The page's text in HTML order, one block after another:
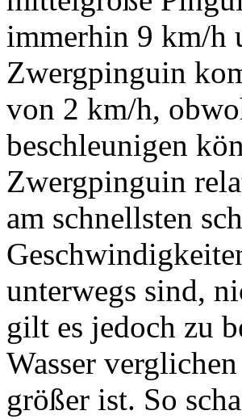
immerhin 9 km/h
Zwergpinguin
von 2 km/h,
beschleunigen
Zwergpinguin
am schnellsten
unterwegs sind,
gilt es jedoch zu
Wasser
größer ist. So